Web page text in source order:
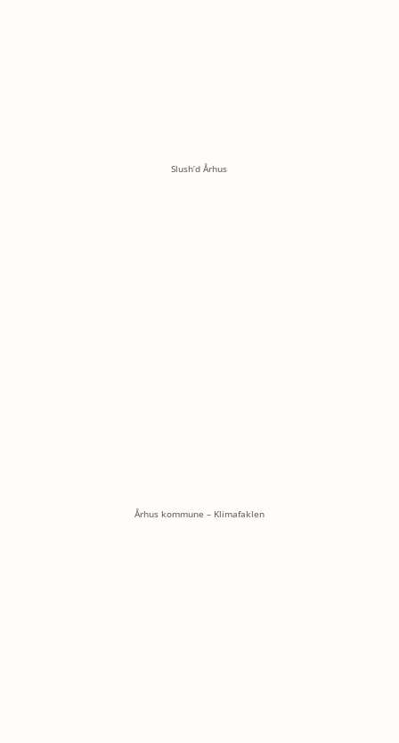
Slush’d Århus
Århus kommune – Klimafaklen